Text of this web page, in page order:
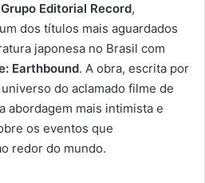
Grupo Editorial Record,
dos títulos mais aguardados
japonesa no Brasil com
Earthbound. A obra, escrita por
do aclamado filme de
abordagem mais intimista e
os eventos que
redor do mundo.